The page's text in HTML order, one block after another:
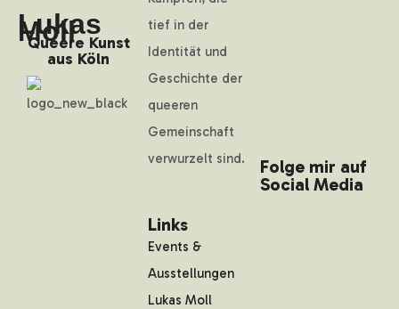
Lukas
Moll
Queere Kunst
aus Köln
tief in der
Identität und
Geschichte der
queeren
Gemeinschaft
verwurzelt sind.
Links
Events &
Ausstellungen
Lukas Moll
Folge mir auf
Social Media